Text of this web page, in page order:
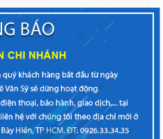
ứng (linh
400
mặt kính và LCD
màn hình từ 150.000đ –